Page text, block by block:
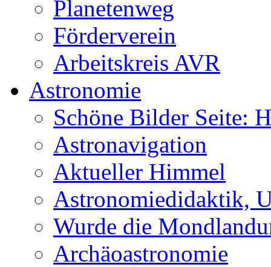
Planetenweg
Förderverein
Arbeitskreis AVR
Astronomie
Schöne Bilder Seite:
Astronavigation
Aktueller Himmel
Astronomiedidaktik,
Wurde die
Archäoastronomie